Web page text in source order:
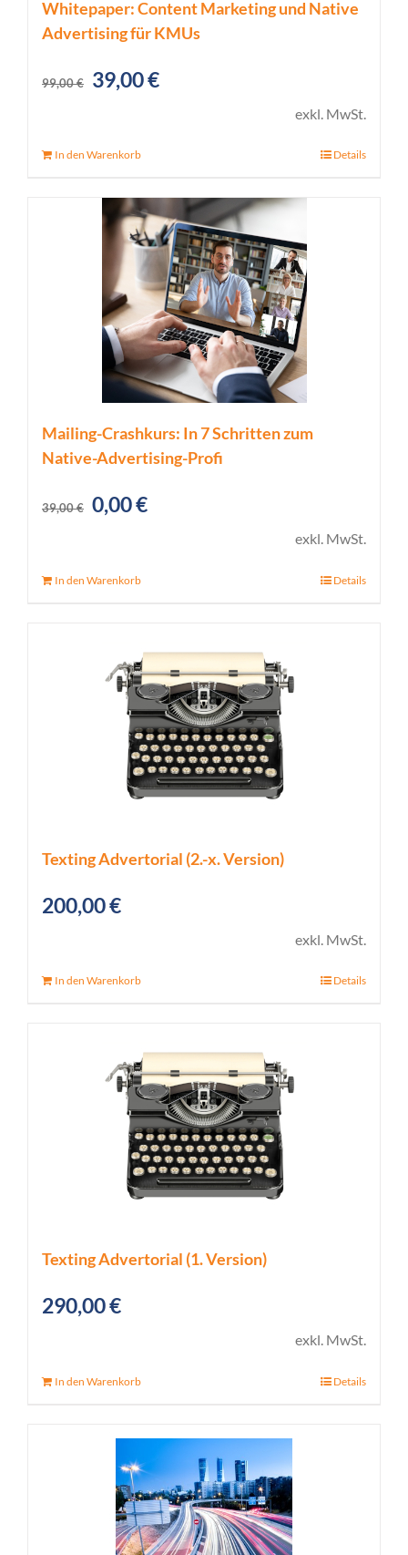
Whitepaper: Content Marketing und Native
Advertising für KMUs
99,00€
Ursprünglicher
39,00€Aktueller
exkl. MwSt.
In den Warenkorb Details
Mailing-Crashkurs: In 7 Schritten zum
Native-Advertising-Profi
39,00€ Ursprünglicher
0,00€Aktueller
exkl. MwSt.
In den Warenkorb Details
Texting Advertorial (2.-x. Version)
200,00€
exkl. MwSt.
In den Warenkorb Details
Texting Advertorial (1. Version)
290,00€
exkl. MwSt.
In den Warenkorb Details